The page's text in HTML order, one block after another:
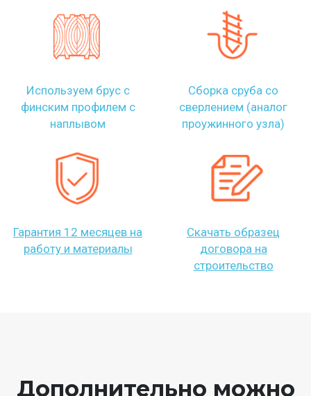
Используем брус с
финским профилем с
наплывом
Сборка сруба со
сверлением (аналог
проужинного узла)
Гарантия 12 месяцев на
работу и материалы
Скачать образец
договора на
строительство
Дополнительно можно